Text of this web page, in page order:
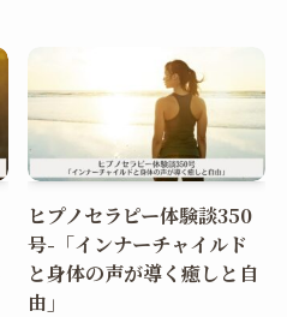
ヒプノセラピー体験談350
号-「インナーチャイルド
と身体の声が導く癒しと自
由」